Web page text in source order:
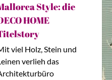
Style: die
HOME
viel Holz, Stein und
verlieh das